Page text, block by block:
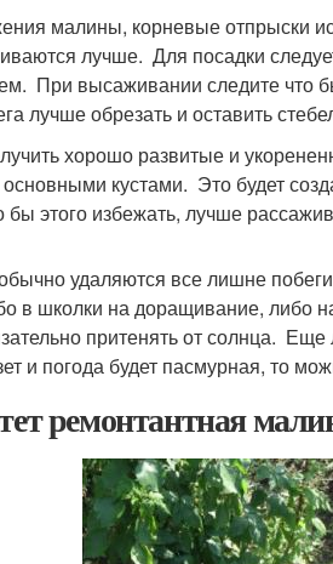
малины, корневые отпрыски
лучше. Для посадки
При высаживании следите что
лучше обрезать и оставить
хорошо развитые и
основными кустами. Это будет
этого избежать, лучше
удаляются все лишне
в школки на доращивание, либо
притенять от солнца.
и погода будет пасмурная, то
ремонтантная